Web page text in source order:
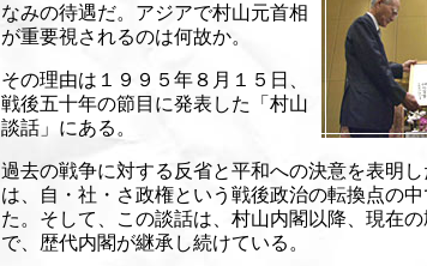
なみの待遇だ。アジアで村山元首相
が重要視されるのは何故か。
その理由は１９９５年８月１５日、
戦後五十年の節目に発表した「村山
談話」にある。
過去の戦争に対する反省と平和への決意を表明
は、自・社・さ政権という戦後政治の転換点の
た。そして、この談話は、村山内閣以降、現在の
で、歴代内閣が継承し続けている。